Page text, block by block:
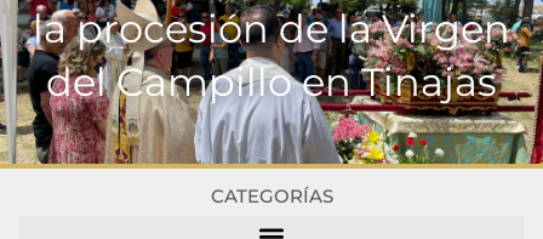
la procesión de la Virgen
del Campillo en Tinajas
CATEGORÍAS